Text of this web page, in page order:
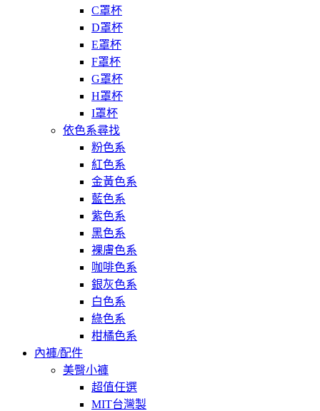
C罩杯
D罩杯
E罩杯
F罩杯
G罩杯
H罩杯
I罩杯
依色系尋找
粉色系
紅色系
金黃色系
藍色系
紫色系
黑色系
裸膚色系
咖啡色系
銀灰色系
白色系
綠色系
柑橘色系
內褲/配件
美臀小褲
超值任選
MIT台灣製